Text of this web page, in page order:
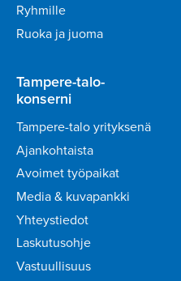
Ryhmille
Ruoka ja juoma
Tampere-talo-
konserni
Tampere-talo yrityksenä
Ajankohtaista
Avoimet työpaikat
Media & kuvapankki
Yhteystiedot
Laskutusohje
Vastuullisuus